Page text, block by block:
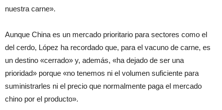
nuestra carne».
Aunque China es un mercado prioritario para sectores como el
del cerdo, López ha recordado que, para el vacuno de carne, es
un destino «cerrado» y, además, «ha dejado de ser una
prioridad» porque «no tenemos ni el volumen suficiente para
suministrarles ni el precio que normalmente paga el mercado
chino por el producto».